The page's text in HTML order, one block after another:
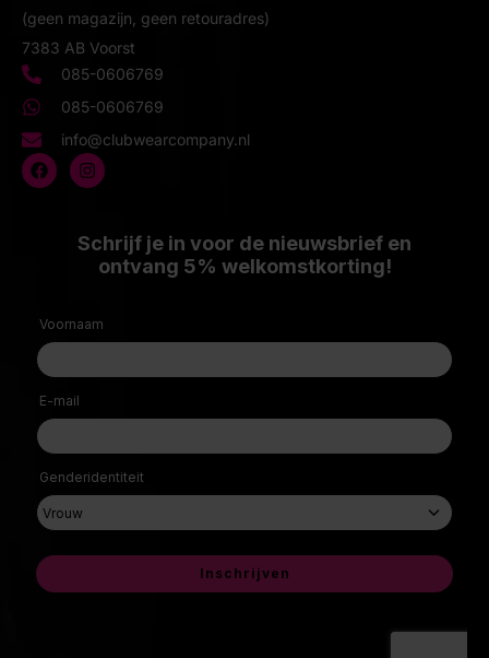
(geen magazijn, geen retouradres)
7383 AB Voorst
085-0606769
085-0606769
info@clubwearcompany.nl